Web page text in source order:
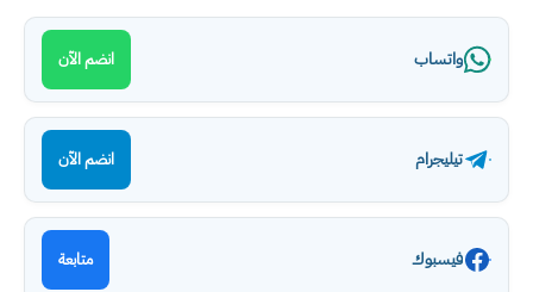
واتساب انضم الآن
تيليجرام انضم الآن
فيسبوك متابعة